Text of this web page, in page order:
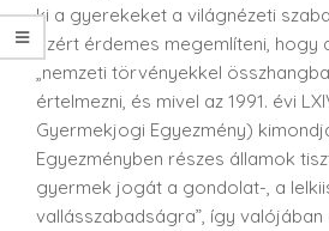
ki a gyerekeket a világnézeti
azért érdemes megemlíteni, hogy
„nemzeti törvényekkel
értelmezni, és mivel az 1991. évi
Gyermekjogi Egyezmény)
Egyezményben részes államok
gyermek jogát a gondolat-, a
vallásszabadságra”, így valójában